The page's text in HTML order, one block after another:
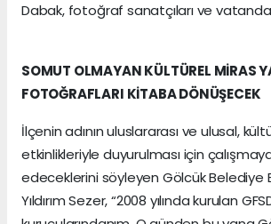
Dabak, fotoğraf sanatçıları ve
SOMUT OLMAYAN KÜLTÜREL MİRAS
FOTOĞRAFLARI KİTABA DÖNÜŞECEK
İlçenin adının uluslararası ve ulusal,
etkinlikleriyle duyurulması için
edeceklerini söyleyen Gölcük Belediye
Yıldırım Sezer, “2008 yılında kurulan